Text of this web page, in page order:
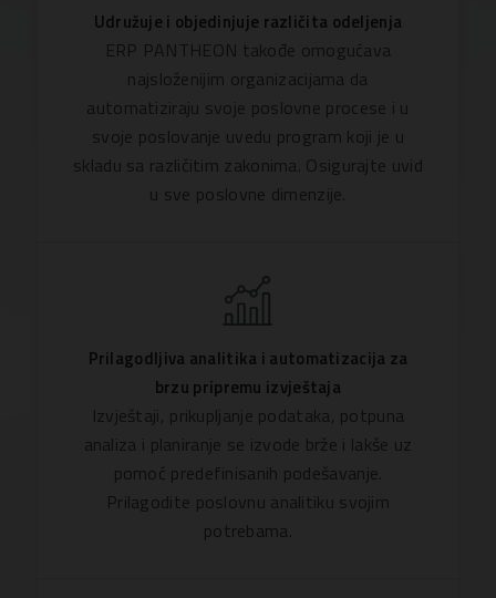
Udružuje i objedinjuje različita odeljenja
ERP PANTHEON takođe omogućava
najsloženijim organizacijama da
automatiziraju svoje poslovne procese i u
svoje poslovanje uvedu program koji je u
skladu sa različitim zakonima. Osigurajte uvid
u sve poslovne dimenzije.
Prilagodljiva analitika i automatizacija za
brzu pripremu izvještaja
Izvještaji, prikupljanje podataka, potpuna
analiza i planiranje se izvode brže i lakše uz
pomoć predefinisanih podešavanje.
Prilagodite poslovnu analitiku svojim
potrebama.